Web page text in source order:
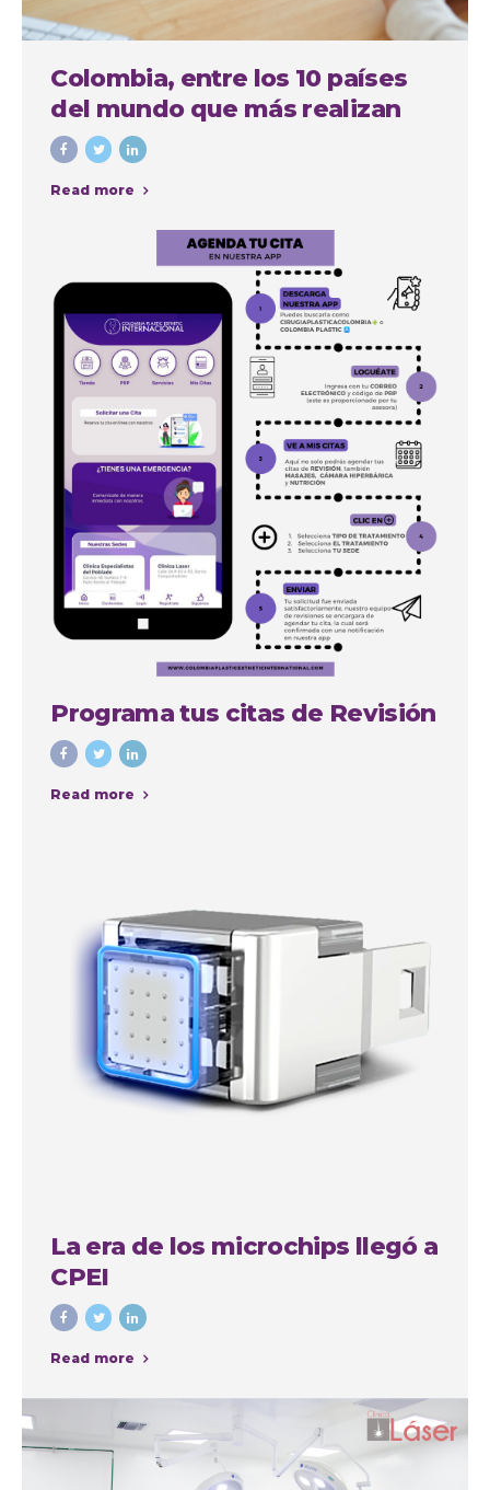
Colombia, entre los 10 países
del mundo que más realizan
cirugías plásticas estéticas
Read more
Programa tus citas de Revisión
Read more
La era de los microchips llegó a
CPEI
Read more